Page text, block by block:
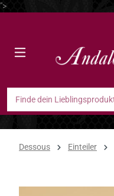
">
Dessous Einteiler